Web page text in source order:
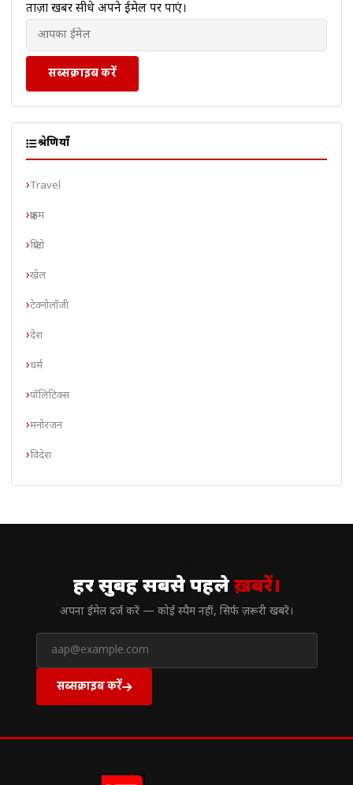
ताज़ा खबरें सीधे अपने ईमेल पर पाएं।
सब्सक्राइब करें
श्रेणियाँ
Travel
क्राइम
क्रिप्टो
खेल
टेक्नोलॉजी
देश
धर्म
पॉलिटिक्स
मनोरंजन
विदेश
हर सुबह सबसे पहलेख़बरें।
अपना ईमेल दर्ज करें — कोई स्पैम नहीं, सिर्फ ज़रूरी खबरें।
सब्सक्राइब करें